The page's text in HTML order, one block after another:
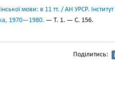
мови: в 11 тт. / АН УРСР.
1970—1980. — Т. 1. — С. 156.
Поділитись: